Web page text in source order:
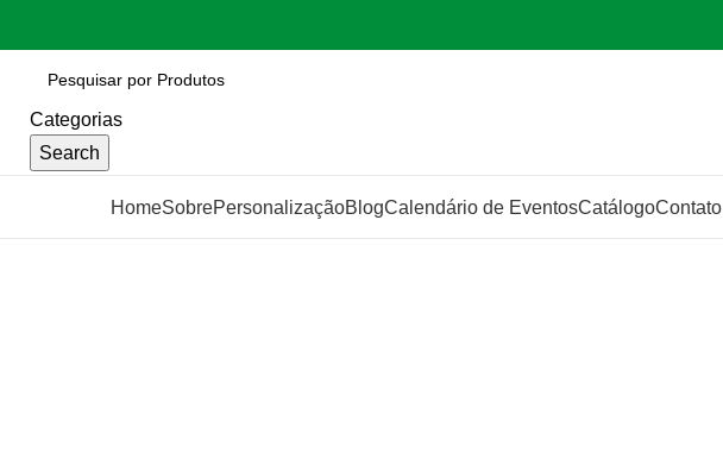
Categorias
Search
HomeSobrePersonalizaçãoBlogCalendário de EventosCatálogoContato